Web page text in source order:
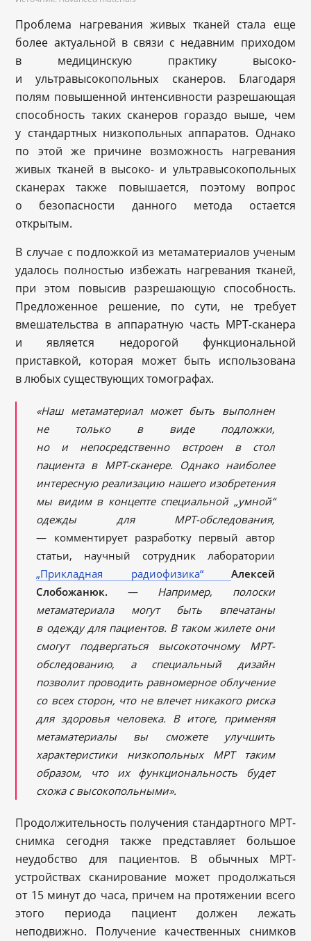
Проблема нагревания живых тканей стала еще
более актуальной в связи с недавним приходом
в медицинскую практику высоко-
и ультравысокопольных сканеров. Благодаря
полям повышенной интенсивности разрешающая
способность таких сканеров гораздо выше, чем
у стандартных низкопольных аппаратов. Однако
по этой же причине возможность нагревания
живых тканей в высоко- и ультравысокопольных
сканерах также повышается, поэтому вопрос
о безопасности данного метода остается
открытым.
В случае с подложкой из метаматериалов ученым
удалось полностью избежать нагревания тканей,
при этом повысив разрешающую способность.
Предложенное решение, по сути, не требует
вмешательства в аппаратную часть МРТ-сканера
и является недорогой функциональной
приставкой, которая может быть использована
в любых существующих томографах.
«Наш метаматериал может быть выполнен
не только в виде подложки,
но и непосредственно встроен в стол
пациента в МРТ-сканере. Однако наиболее
интересную реализацию нашего изобретения
мы видим в концепте специальной „умной“
одежды для МРТ-обследования,
— комментирует разработку первый автор
статьи, научный сотрудник лаборатории
„Прикладная радиофизика“ Алексей
Слобожанюк. — Например, полоски
метаматериала могут быть впечатаны
в одежду для пациентов. В таком жилете они
смогут подвергаться высокоточному МРТ-
обследованию, а специальный дизайн
позволит проводить равномерное облучение
со всех сторон, что не влечет никакого риска
для здоровья человека. В итоге, применяя
метаматериалы вы сможете улучшить
характеристики низкопольных МРТ таким
образом, что их функциональность будет
схожа с высокопольными».
Продолжительность получения стандартного МРТ-
снимка сегодня также представляет большое
неудобство для пациентов. В обычных МРТ-
устройствах сканирование может продолжаться
от 15 минут до часа, причем на протяжении всего
этого периода пациент должен лежать
неподвижно. Получение качественных снимков